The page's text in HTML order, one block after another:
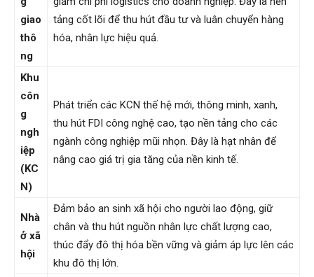
giao
thô
ng
tảng cốt lõi để thu hút đầu tư và luân chuyển hàng
hóa, nhân lực hiệu quả.
Khu
côn
g
ngh
iệp
(KC
N)
Phát triển các KCN thế hệ mới, thông minh, xanh,
thu hút FDI công nghệ cao, tạo nền tảng cho các
ngành công nghiệp mũi nhọn. Đây là hạt nhân để
nâng cao giá trị gia tăng của nền kinh tế.
Nhà
ở xã
hội
Đảm bảo an sinh xã hội cho người lao động, giữ
chân và thu hút nguồn nhân lực chất lượng cao,
thúc đẩy đô thị hóa bền vững và giảm áp lực lên các
khu đô thị lớn.